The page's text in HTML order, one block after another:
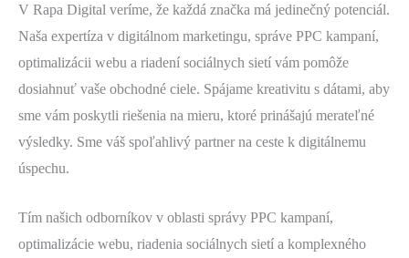
V Rapa Digital veríme, že každá značka má jedinečný potenciál.
Naša expertíza v digitálnom marketingu, správe PPC kampaní,
optimalizácii webu a riadení sociálnych sietí vám pomôže
dosiahnuť vaše obchodné ciele. Spájame kreativitu s dátami, aby
sme vám poskytli riešenia na mieru, ktoré prinášajú merateľné
výsledky. Sme váš spoľahlivý partner na ceste k digitálnemu
úspechu.
Tím našich odborníkov v oblasti správy PPC kampaní,
optimalizácie webu, riadenia sociálnych sietí a komplexného